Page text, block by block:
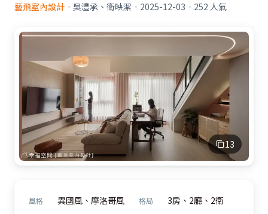
藝飛室內設計 · 吳灃承、衛映潔 · 2025-12-03 · 252 人氣
13
風格 異國風、摩洛哥風 格局 3房、2廳、2衛